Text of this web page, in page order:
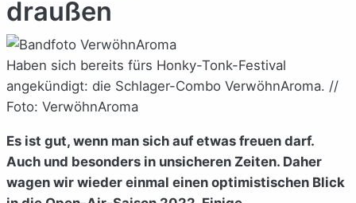
draußen
Haben sich bereits fürs Honky-Tonk-Festival
angekündigt: die Schlager-Combo VerwöhnAroma. //
Foto: VerwöhnAroma
Es ist gut, wenn man sich auf etwas freuen darf.
Auch und besonders in unsicheren Zeiten. Daher
wagen wir wieder einmal einen optimistischen Blick